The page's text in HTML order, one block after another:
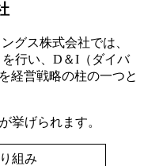
グス株式会社では、
行い、D＆I（ダイバ
経営戦略の柱の一つと
挙げられます。
組み